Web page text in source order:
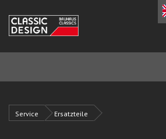
Service Ersatzteile